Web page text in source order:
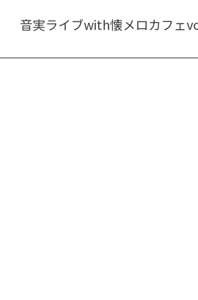
音実ライブwith懐メロカフェ